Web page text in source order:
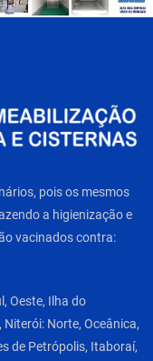
pois os mesmos
a higienização e
vacinados contra:
Oeste, Ilha do
Norte, Oceânica,
de Petrópolis, Itaboraí,